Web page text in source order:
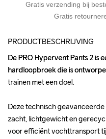
Gratis verzending bij
Gratis
PRODUCTBESCHRIJVING
De PRO Hypervent Pants 2 is
hardloopbroek die is
trainen met een doel.
Deze technisch
zacht, lichtgewicht en
voor efficiënt vochttransport
De PRO Hypervent Pants 2 is
hardloopbroek die is
trainen met een doel.
Deze technisch
zacht, lichtgewicht en
voor efficiënt vochttransport